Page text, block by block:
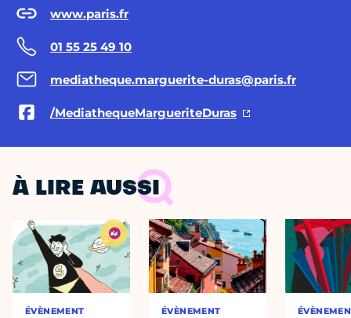
www.paris.fr
01 55 25 49 10
mediatheque.marguerite-duras@paris.fr
/MediathequeMargueriteDuras
À LIRE AUSSI
ÉVÈNEMENT ÉVÈNEMENT